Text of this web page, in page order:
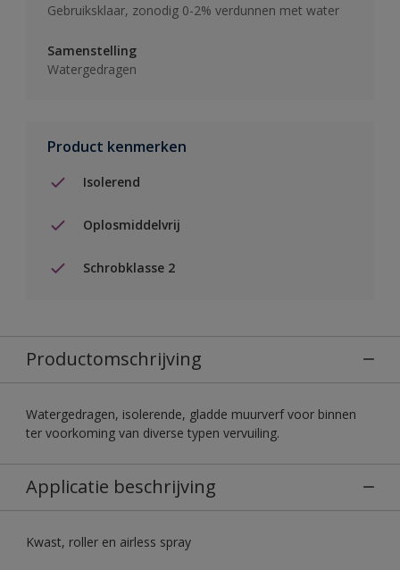
Gebruiksklaar, zonodig 0-2% verdunnen met water
Samenstelling
Watergedragen
Product kenmerken
Isolerend
Oplosmiddelvrij
Schrobklasse 2
Productomschrijving
Watergedragen, isolerende, gladde muurverf voor binnen
ter voorkoming van diverse typen vervuiling.
Applicatie beschrijving
Kwast, roller en airless spray